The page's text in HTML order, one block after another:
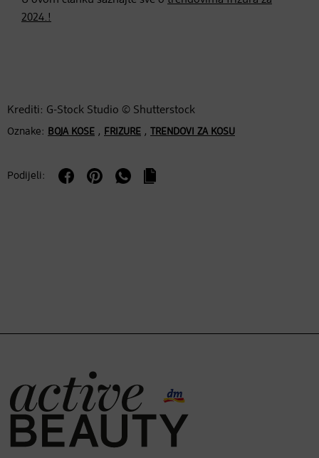
2024.!
Krediti: G-Stock Studio © Shutterstock
Oznake: BOJA KOSE , FRIZURE , TRENDOVI ZA KOSU
Podijeli: